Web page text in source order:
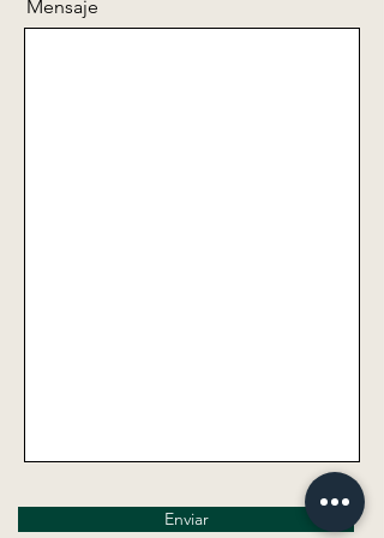
Mensaje
Enviar